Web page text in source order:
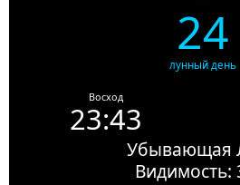
24
лунный день
Восход
23:43
Убывающая
Видимость: